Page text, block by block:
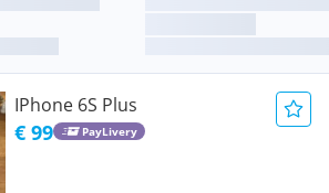
IPhone 6S Plus
€ 99 PayLivery